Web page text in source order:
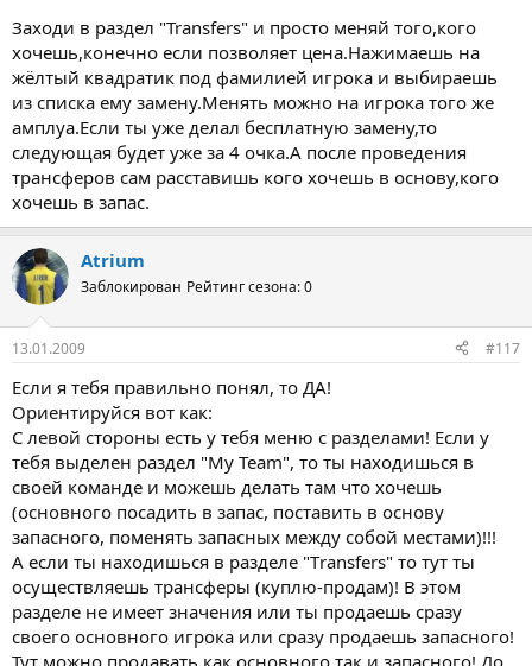
Заходи в раздел "Transfers" и просто меняй того,кого
хочешь,конечно если позволяет цена.Нажимаешь на
жёлтый квадратик под фамилией игрока и выбираешь
из списка ему замену.Менять можно на игрока того же
амплуа.Если ты уже делал бесплатную замену,то
следующая будет уже за 4 очка.А после проведения
трансферов сам расставишь кого хочешь в основу,кого
хочешь в запас.
Atrium
Заблокирован Рейтинг сезона: 0
13.01.2009 #117
Если я тебя правильно понял, то ДА!
Ориентируйся вот как:
С левой стороны есть у тебя меню с разделами! Если у
тебя выделен раздел "Му Теаm", то ты находишься в
своей команде и можешь делать там что хочешь
(основного посадить в запас, поставить в основу
запасного, поменять запасных между собой местами)!!!
А если ты находишься в разделе "Тrаnsfеrs" то тут ты
осуществляешь трансферы (куплю-продам)! В этом
разделе не имеет значения или ты продаешь сразу
своего основного игрока или сразу продаешь запасного!
Тут можно продавать как основного так и запасного! До